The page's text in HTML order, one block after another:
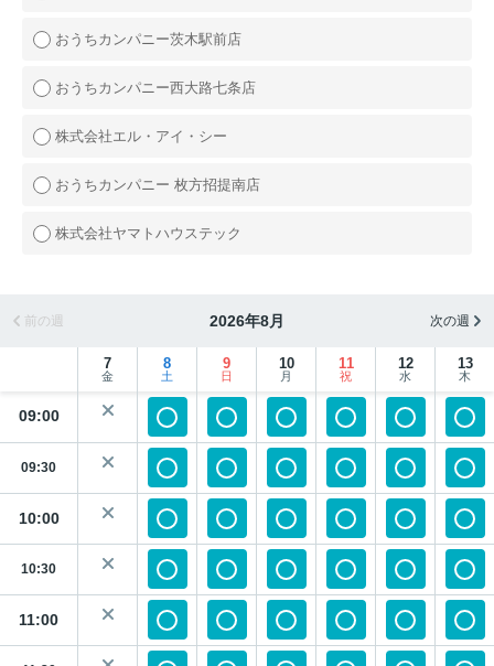
おうちカンパニー茨木駅前店
おうちカンパニー西大路七条店
株式会社エル・アイ・シー
おうちカンパニー 枚方招提南店
株式会社ヤマトハウステック
前の週 2026年8月 次の週
7
金
8
土
9
日
10
月
11
祝
12
水
13
木
09:00
09:30
10:00
10:30
11:00